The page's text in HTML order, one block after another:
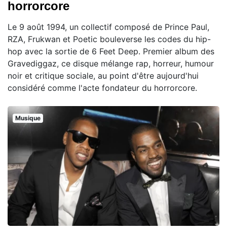
horrorcore
Le 9 août 1994, un collectif composé de Prince Paul,
RZA, Frukwan et Poetic bouleverse les codes du hip-
hop avec la sortie de 6 Feet Deep. Premier album des
Gravediggaz, ce disque mélange rap, horreur, humour
noir et critique sociale, au point d'être aujourd'hui
considéré comme l'acte fondateur du horrorcore.
Musique